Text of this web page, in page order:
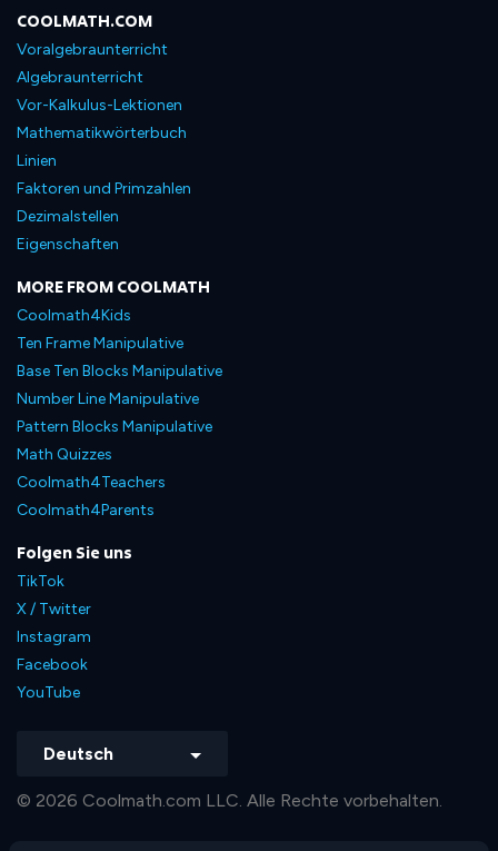
COOLMATH.COM
Voralgebraunterricht
Algebraunterricht
Vor-Kalkulus-Lektionen
Mathematikwörterbuch
Linien
Faktoren und Primzahlen
Dezimalstellen
Eigenschaften
MORE FROM COOLMATH
Coolmath4Kids
Ten Frame Manipulative
Base Ten Blocks Manipulative
Number Line Manipulative
Pattern Blocks Manipulative
Math Quizzes
Coolmath4Teachers
Coolmath4Parents
Folgen Sie uns
TikTok
X / Twitter
Instagram
Facebook
YouTube
Deutsch
© 2026 Coolmath.com LLC. Alle Rechte vorbehalten.